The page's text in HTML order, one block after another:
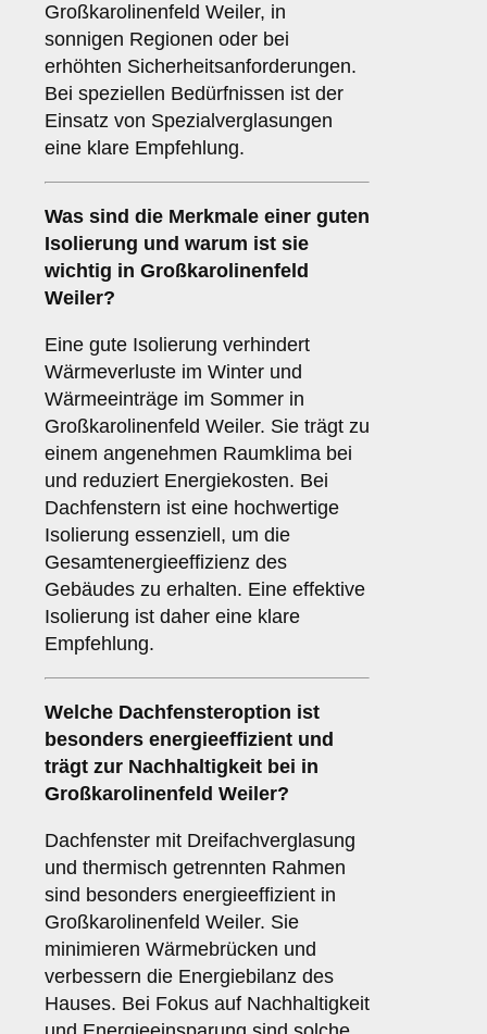
Großkarolinenfeld Weiler, in
sonnigen Regionen oder bei
erhöhten Sicherheitsanforderungen.
Bei speziellen Bedürfnissen ist der
Einsatz von Spezialverglasungen
eine klare Empfehlung.
Was sind die Merkmale einer guten
Isolierung und warum ist sie
wichtig in Großkarolinenfeld
Weiler?
Eine gute Isolierung verhindert
Wärmeverluste im Winter und
Wärmeeinträge im Sommer in
Großkarolinenfeld Weiler. Sie trägt zu
einem angenehmen Raumklima bei
und reduziert Energiekosten. Bei
Dachfenstern ist eine hochwertige
Isolierung essenziell, um die
Gesamtenergieeffizienz des
Gebäudes zu erhalten. Eine effektive
Isolierung ist daher eine klare
Empfehlung.
Welche Dachfensteroption ist
besonders energieeffizient und
trägt zur Nachhaltigkeit bei in
Großkarolinenfeld Weiler?
Dachfenster mit Dreifachverglasung
und thermisch getrennten Rahmen
sind besonders energieeffizient in
Großkarolinenfeld Weiler. Sie
minimieren Wärmebrücken und
verbessern die Energiebilanz des
Hauses. Bei Fokus auf Nachhaltigkeit